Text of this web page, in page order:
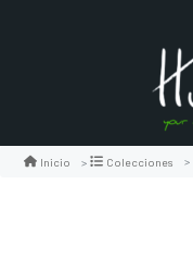
Inicio Colecciones